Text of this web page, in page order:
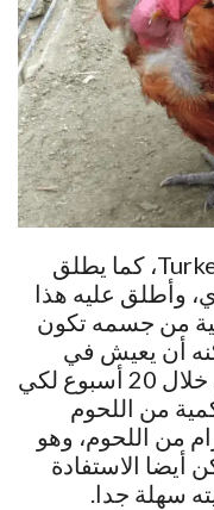
دجاج التركن اسمه بالإنجليزية Turken، كما يطلق
وأطلق عليه هذا
من جسمه تكون
أن يعيش في
المناطق الباردة، والذي ينمو في خلال 20 أسبوع لكي
من اللحوم
إلى 3.6 كيلو غرام من اللحوم، وهو
أيضا الاستفادة
سهلة جدا.